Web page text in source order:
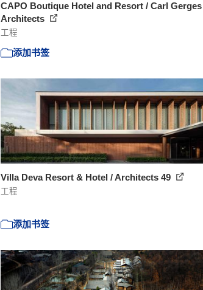
CAPO Boutique Hotel and Resort / Carl Gerges
Architects
工程
添加书签
Villa Deva Resort & Hotel / Architects 49
工程
添加书签